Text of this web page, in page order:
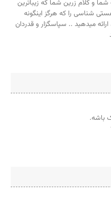
و کلام زرین شما که زیباترین
شناسی را که هرگز اینگونه
میدهید .. سپاسگزار و قدردان
باشه.